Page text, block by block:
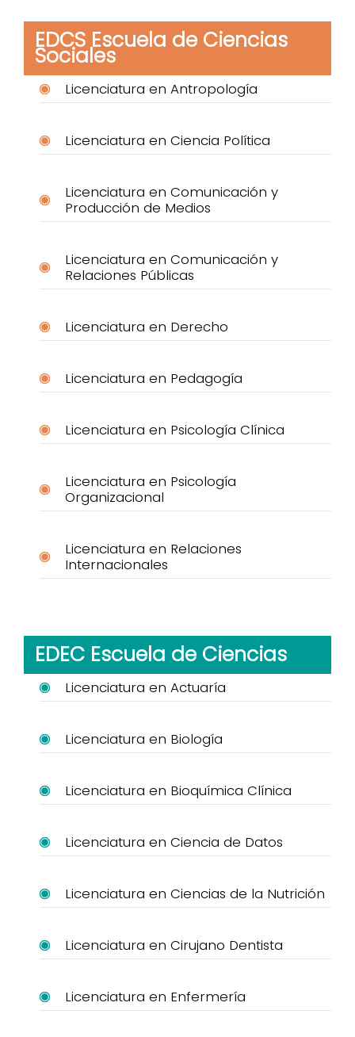
EDCS Escuela de Ciencias
Sociales
Licenciatura en Antropología
Licenciatura en Ciencia Política
Licenciatura en Comunicación y
Producción de Medios
Licenciatura en Comunicación y
Relaciones Públicas
Licenciatura en Derecho
Licenciatura en Pedagogía
Licenciatura en Psicología Clínica
Licenciatura en Psicología
Organizacional
Licenciatura en Relaciones
Internacionales
EDEC Escuela de Ciencias
Licenciatura en Actuaría
Licenciatura en Biología
Licenciatura en Bioquímica Clínica
Licenciatura en Ciencia de Datos
Licenciatura en Ciencias de la Nutrición
Licenciatura en Cirujano Dentista
Licenciatura en Enfermería